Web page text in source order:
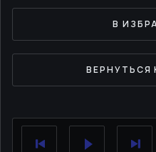
В
ВЕРНУТЬСЯ